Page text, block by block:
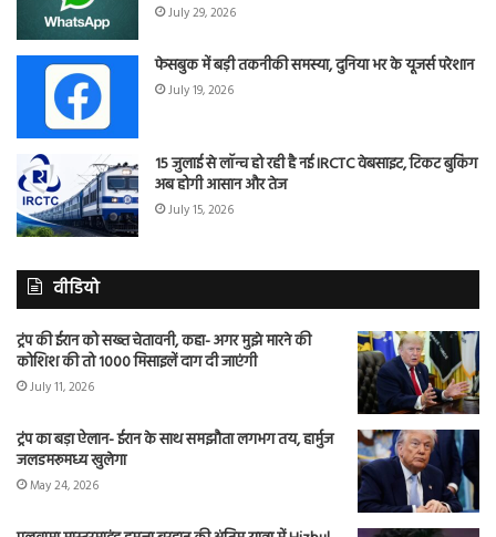
July 29, 2026
फेसबुक में बड़ी तकनीकी समस्या, दुनिया भर के यूजर्स परेशान
July 19, 2026
15 जुलाई से लॉन्च हो रही है नई IRCTC वेबसाइट, टिकट बुकिंग
अब होगी आसान और तेज
July 15, 2026
वीडियो
ट्रंप की ईरान को सख्त चेतावनी, कहा- अगर मुझे मारने की
कोशिश की तो 1000 मिसाइलें दाग दी जाएंगी
July 11, 2026
ट्रंप का बड़ा ऐलान- ईरान के साथ समझौता लगभग तय, हार्मुज
जलडमरूमध्य खुलेगा
May 24, 2026